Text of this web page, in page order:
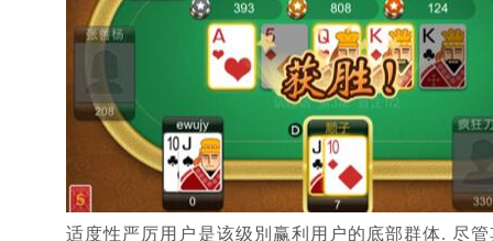
适度性严厉用户是该级別赢利用户的底部群体. 尽